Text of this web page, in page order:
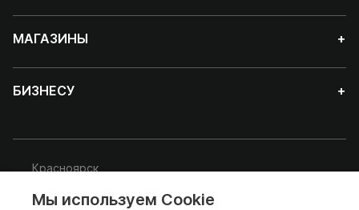
МАГАЗИНЫ +
БИЗНЕСУ +
Красноярск
Мы используем Cookie